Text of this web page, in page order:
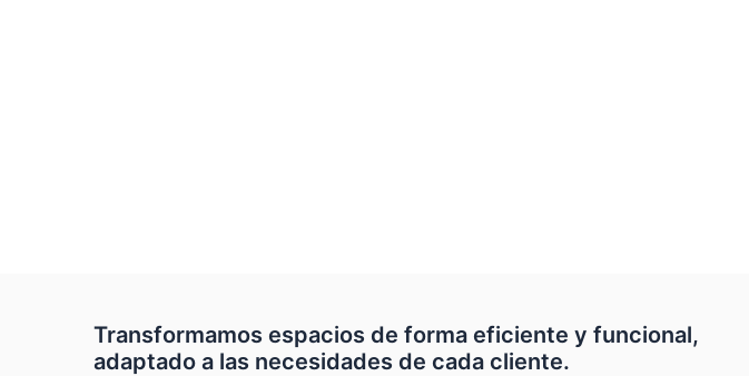
Transformamos espacios de forma eficiente y funcional,
adaptado a las necesidades de cada cliente.